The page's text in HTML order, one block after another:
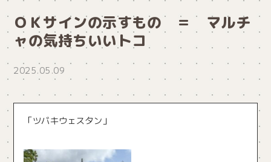
ＯＫサインの示すもの ＝ マルチ
ャの気持ちいいトコ
2025.05.09
「ツバキウェスタン」